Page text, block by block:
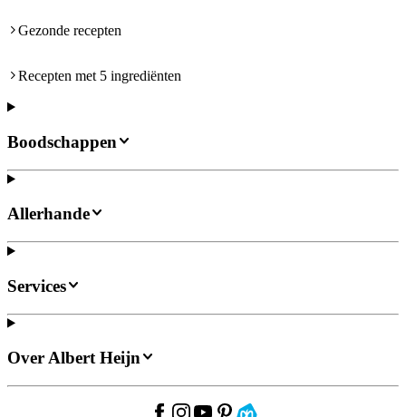
Gezonde recepten
Recepten met 5 ingrediënten
Boodschappen
Allerhande
Services
Over Albert Heijn